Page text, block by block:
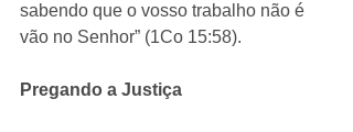
sabendo que o vosso trabalho não é
vão no Senhor” (1Co 15:58).
Pregando a Justiça